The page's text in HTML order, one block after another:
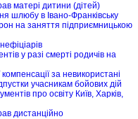
матері дитини (дітей)
шлюбу в Івано-Франківську
на заняття підприємницькою
у разі смерті родичів на
за невикористані
учасникам бойових дій
про освіту Київ, Харків,
дистанційно